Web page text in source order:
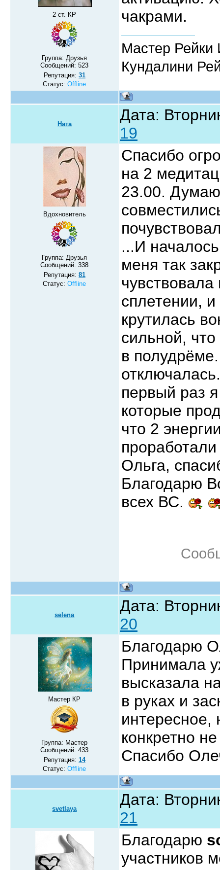
2 ст. КР
Группа: Друзья
Сообщений:523
Репутация: 31
Статус:Offline
чакрами.
Мастер Рейки
Кундалини
Ната
Дата:
19
Вдохновитель
Группа: Друзья
Сообщений:338
Репутация: 81
Статус:Offline
Спасибо
на 2
23.00.
...И
меня так
сплетении,
крутилась
сильной,
в
первый раз
которые
что 2
Ольга,
Благодарю
всех ВС.
selena
Дата:
20
Мастер КР
Группа: Мастер
Сообщений:433
Репутация: 14
Статус:Offline
Благодарю
Принимала
высказала
в руках и
интересное,
конкретно
Спасибо
svetlaya
Дата:
21
Благодарю
участников